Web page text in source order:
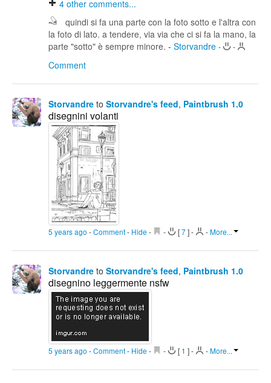
4 other comments...
quindi si fa una parte con la foto sotto e l'altra con
la foto di lato. a tendere, via via che ci si fa la mano, la
parte "sotto" è sempre minore. - Storvandre - -
Comment
Storvandre to Storvandre's feed, Paintbrush 1.0
disegnini volanti
5 years ago -Comment- Hide - - [7]- -More...
Storvandre to Storvandre's feed, Paintbrush 1.0
disegnino leggermente nsfw
5 years ago -Comment- Hide - - [ 1 ]- -More...